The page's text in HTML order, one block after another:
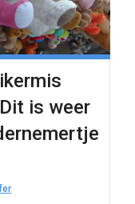
is weer